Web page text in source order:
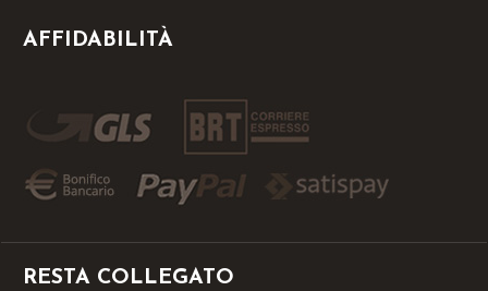
AFFIDABILITÀ
RESTA COLLEGATO